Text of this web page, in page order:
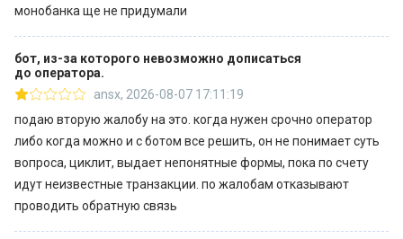
https://minfin.com.ua/ua/2021/01/28/59221850/ —
клієнтоорієнтованим банком країни —
https://minfin.com.ua/ua/2021/01/06/58157630/
Приватбанк є членом: ФГВФО, Visa International,
MasterCard Worldwide, China UnionPay, Національна
платіжна система «Український платіжний простір» (НПС
«ПРОСТІР»). Приватбанк — універсальний банк, який
надає повний спектр фінансових послуг, як
корпоративним клієнтам, так і фізичним особам. Для
монобанка ще не придумали
бот, из-за которого невозможно дописаться
до оператора.
ansx, 2026-08-07 17:11:19
подаю вторую жалобу на это. когда нужен срочно оператор
либо когда можно и с ботом все решить, он не понимает суть
вопроса, циклит, выдает непонятные формы, пока по счету
идут неизвестные транзакции. по жалобам отказывают
проводить обратную связь